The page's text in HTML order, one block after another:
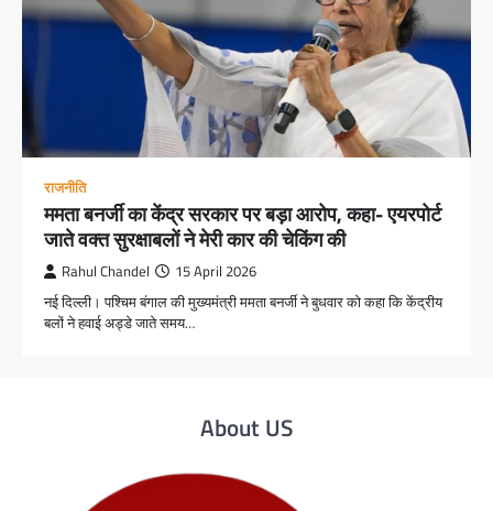
राजनीति
ममता बनर्जी का केंद्र सरकार पर बड़ा आरोप, कहा- एयरपोर्ट
जाते वक्त सुरक्षाबलों ने मेरी कार की चेकिंग की
Rahul Chandel 15 April 2026
नई दिल्ली। पश्चिम बंगाल की मुख्यमंत्री ममता बनर्जी ने बुधवार को कहा कि केंद्रीय
बलों ने हवाई अड्डे जाते समय…
About US